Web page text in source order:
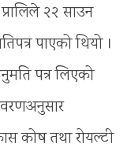
२२ साउन
पाएको थियो ।
पत्र लिएको
कोष तथा रोयल्टी